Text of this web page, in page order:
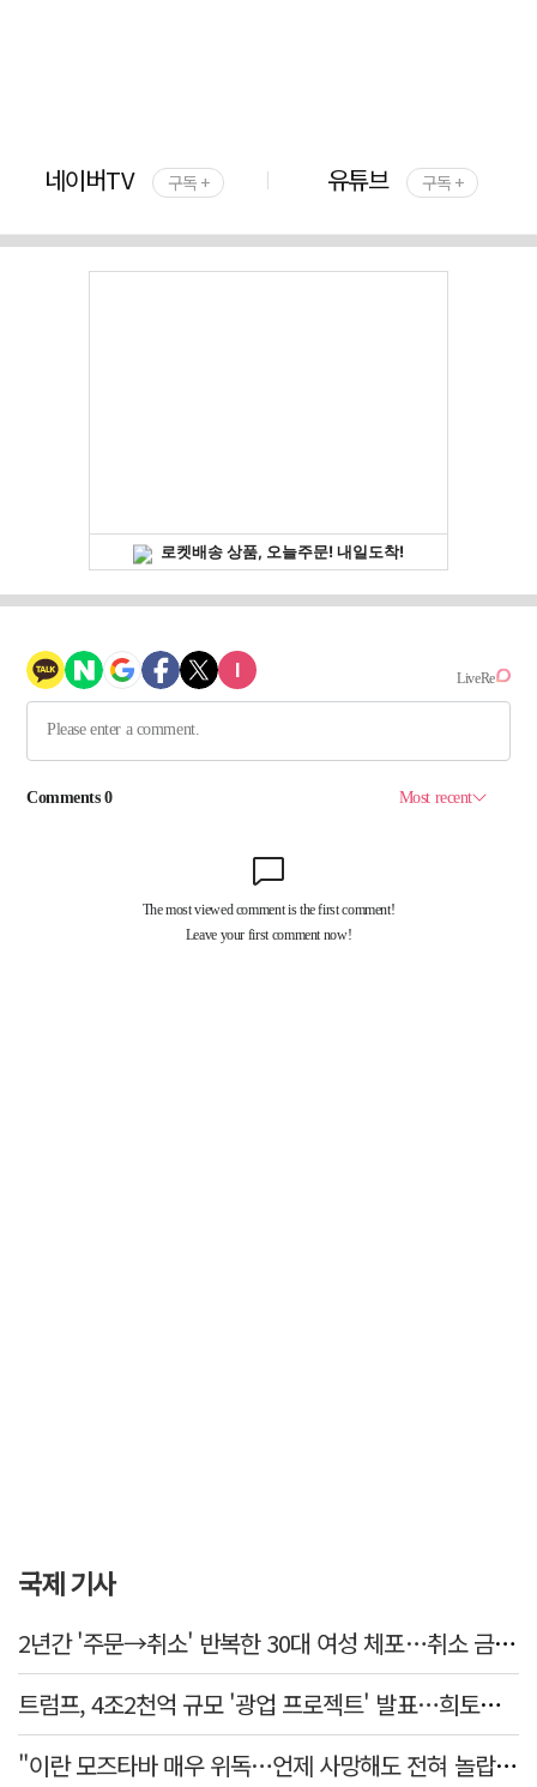
네이버TV 구독 + 유튜브 구독 +
국제 기사
2년간 '주문→취소' 반복한 30대 여성 체포…취소 금액만 400억 원
트럼프, 4조2천억 규모 '광업 프로젝트' 발표…희토류 탈중국 속도
"이란 모즈타바 매우 위독…언제 사망해도 전혀 놀랍지 않아"